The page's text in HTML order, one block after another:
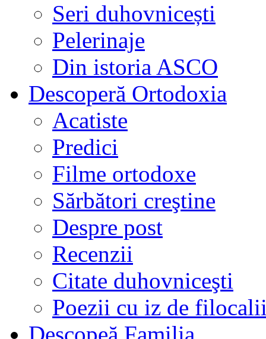
Seri duhovnicești
Pelerinaje
Din istoria ASCO
Descoperă Ortodoxia
Acatiste
Predici
Filme ortodoxe
Sărbători creştine
Despre post
Recenzii
Citate duhovniceşti
Poezii cu iz de